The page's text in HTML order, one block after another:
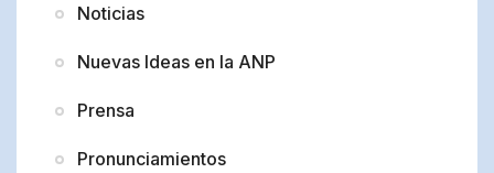
Noticias
Nuevas Ideas en la ANP
Prensa
Pronunciamientos